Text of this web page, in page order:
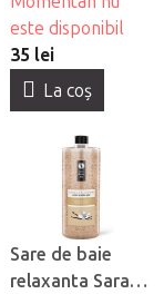
este disponibil
35 lei
La coş
Sare de baie
relaxanta Sara